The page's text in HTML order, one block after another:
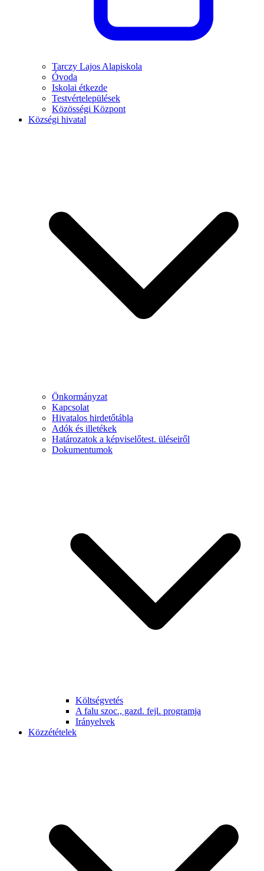
Tarczy Lajos Alapiskola
Óvoda
Iskolai étkezde
Testvértelepülések
Közösségi Központ
Községi hivatal
Önkormányzat
Kapcsolat
Hivatalos hirdetőtábla
Adók és illetékek
Határozatok a képviselőtest. üléseiről
Dokumentumok
Költségvetés
A falu szoc., gazd. fejl. programja
Irányelvek
Közzétételek